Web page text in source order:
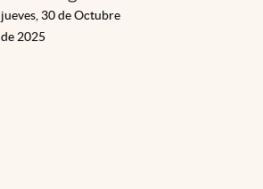
jueves, 30 de Octubre
de 2025